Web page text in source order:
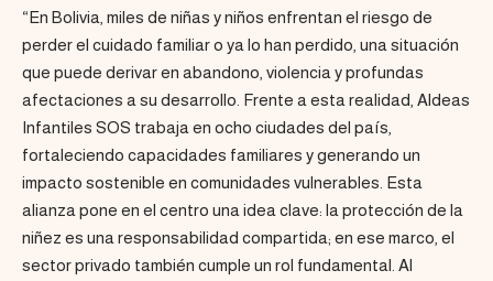
“En Bolivia, miles de niñas y niños enfrentan el riesgo de
perder el cuidado familiar o ya lo han perdido, una situación
que puede derivar en abandono, violencia y profundas
afectaciones a su desarrollo. Frente a esta realidad, Aldeas
Infantiles SOS trabaja en ocho ciudades del país,
fortaleciendo capacidades familiares y generando un
impacto sostenible en comunidades vulnerables. Esta
alianza pone en el centro una idea clave: la protección de la
niñez es una responsabilidad compartida; en ese marco, el
sector privado también cumple un rol fundamental. Al